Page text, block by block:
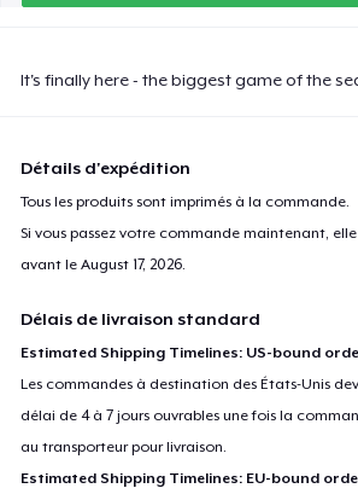
It's finally here - the biggest game of the
Détails d'expédition
Tous les produits sont imprimés à la commande.
Si vous passez votre commande maintenant,
avant leAugust 17, 2026.
Délais de livraison standard
Estimated Shipping Timelines: US-bound
Les commandes à destination des États-Unis
délai de 4 à 7 jours ouvrables une fois la
au transporteur pour livraison.
Estimated Shipping Timelines: EU-bound